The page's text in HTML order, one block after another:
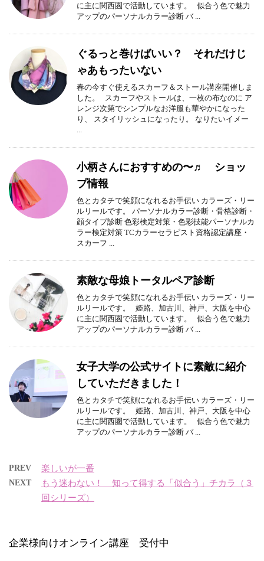
に主に関西圏で活動しています。 似合う色で魅力
アップのパーソナルカラー診断 バ ...
ぐるっと巻けばいい？ それだけじ
ゃあもったいない
春の今すぐ使えるスカーフ＆ストール講座開催しま
した。 スカーフやストールは、一枚の布なのに ア
レンジ次第でシンプルなお洋服も華やかになった
り、 スタイリッシュになったり。 なりたいイメー
小柄さんにおすすめの〜♬ ショッ
プ情報
色とカタチで笑顔になれるお手伝い カラーズ・リー
ルリールです。 パーソナルカラー診断・骨格診断・
顔タイプ診断 色彩検定対策・色彩技能パーソナルカ
ラー検定対策 TCカラーセラピスト資格認定講座・
スカーフ ...
素敵な母娘トータルペア診断
色とカタチで笑顔になれるお手伝い カラーズ・リー
ルリールです。 姫路、加古川、神戸、大阪を中心
に主に関西圏で活動しています。 似合う色で魅力
アップのパーソナルカラー診断 バ ...
女子大学の公式サイトに素敵に紹介
していただきました！
色とカタチで笑顔になれるお手伝い カラーズ・リー
ルリールです。 姫路、加古川、神戸、大阪を中心
に主に関西圏で活動しています。 似合う色で魅力
アップのパーソナルカラー診断 バ ...
PREV 楽しいが一番
NEXT
もう迷わない！ 知って得する「似合う」チカラ（３
回シリーズ）
企業様向けオンライン講座 受付中